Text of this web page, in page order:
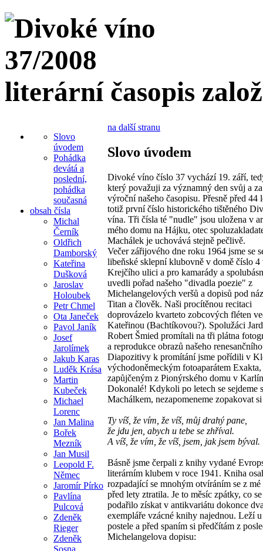
literární časopis
Slovo
úvodem
Pohádka
devátá a
poslední,
pohádka
současná
obsah čísla
Michal
Černík
Oldřich
Damborský
Kateřina
Dušková
Jaroslav
Holoubek
Petr Chmel
Ota Janeček
Pavol Janík
Josef
Jarolímek
Jakub Karas
Luděk Krása
Martin
Kubeček
Michael
Lorenc
Jan Malina
Bořek
Mezník
Jan Musil
Leopold F.
Němec
Jaromír Pírko
Pavlína
Pulcová
Zdeněk
Rieger
Zdeněk
Sosna
na další stranu
Slovo úvodem
Divoké víno číslo 37 vychází 19. září,
který považuji za významný den svůj a
výroční našeho časopisu. Přesně před 44
totiž první číslo historického tištěného
vína. Tři čísla té "nudle" jsou uložena v
mého domu na Hájku, otec
Machálek je uchovává stejně pečlivě.
Večer zářijového dne roku 1964 jsme se
libeňské sklepní klubovně v domě číslo 4
Krejčího ulici a pro kamarády a
uvedli pořad našeho "divadla poezie" z
Michelangelových veršů a dopisů pod
Titan a člověk. Naši procítěnou recitaci
doprovázelo kvarteto zobcových fléten
Kateřinou (Bachtíkovou?). Spolužáci
Robert Šmied promítali na tři plátna
a reprodukce obrazů našeho
Diapozitivy k promítání jsme pořídili v
východoněmeckým fotoaparátem Exakta,
zapůjčeným z Pionýrského domu v
Dokonalé! Kdykoli po letech se sejdeme
Machálkem, nezapomeneme zopakovat
Ty víš, že vím, že víš, můj drahý pane,
že jdu jen, abych u tebe se zhříval.
A víš, že vím, že víš, jsem, jak jsem býval.
Básně jsme čerpali z knihy vydané
literárním klubem v roce 1941. Kniha
rozpadající se mnohým otvíráním se z
před lety ztratila. Je to měsíc zpátky, co
podařilo získat v antikvariátu dokonce
exempláře vzácné knihy najednou. Leží
postele a před spaním si předčítám z
Michelangelova dopisu: